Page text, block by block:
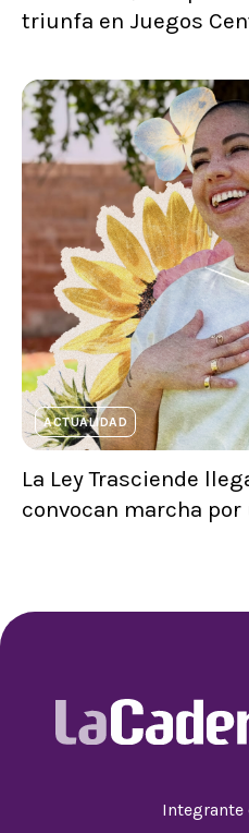
triunfa en Juegos
ACTUALIDAD
La Ley Trasciende
convocan marcha
Integrante